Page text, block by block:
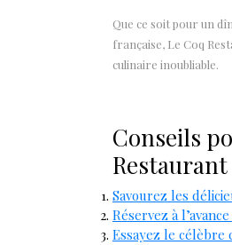
Que ce soit pour un
française, Le Coq
culinaire inoubliable.
Conseils
Restaurant
Savourez les
Réservez à
Essayez le célèbre